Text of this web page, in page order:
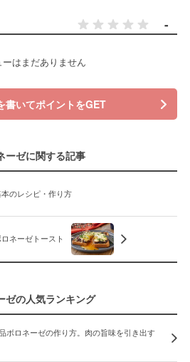
-
ーはまだありません
書いてポイントをGET
ーゼに関する記事
のレシピ・作り方
ネーゼトースト
ゼの人気ランキング
ボロネーゼの作り方。肉の旨味を引き出す